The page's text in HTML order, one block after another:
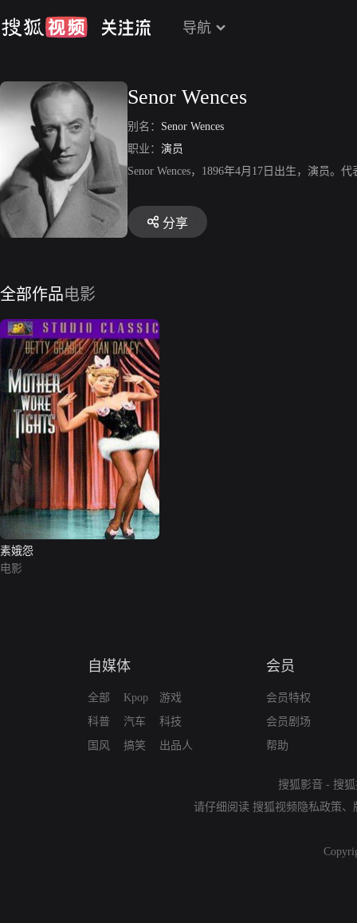
导航
Senor Wences
别名： Senor Wences
职业： 演员
Senor Wences，1896年4月17日出生，演员。
分享
全部作品电影
素娥怨
电影
自媒体
全部
科普
国风
Kpop
汽车
搞笑
游戏
科技
出品人
会员
会员特权
会员剧场
帮助
搜狐影音 - 搜
请仔细阅读 搜狐视频隐私政策、